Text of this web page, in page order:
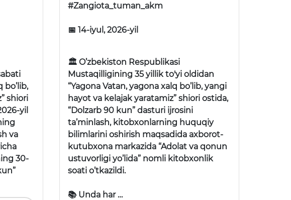
bo’lib,
shiori
yil
va
30-
#Zangiota_tuman_akm
📅 14-iyul, 2026-yil
🏛 O’zbekiston Respublikasi
Mustaqilligining 35 yillik to'yi oldidan
“Yagona Vatan, yagona xalq bo’lib, yangi
hayot va kelajak yaratamiz” shiori ostida,
“Dolzarb 90 kun” dasturi ijrosini
ta’minlash, kitobxonlarning huquqiy
bilimlarini oshirish maqsadida axborot-
kutubxona markazida “Adolat va qonun
ustuvorligi yo’lida” nomli kitobxonlik
soati o’tkazildi.
📚 Unda har …